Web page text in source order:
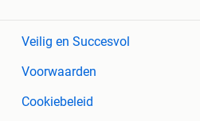
Veilig en Succesvol
Voorwaarden
Cookiebeleid